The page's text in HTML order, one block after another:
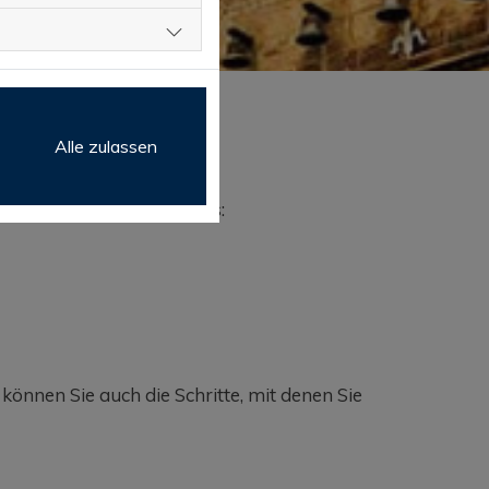
die folgenden Services:
Sie auch die Schritte, mit denen Sie
Alle zulassen